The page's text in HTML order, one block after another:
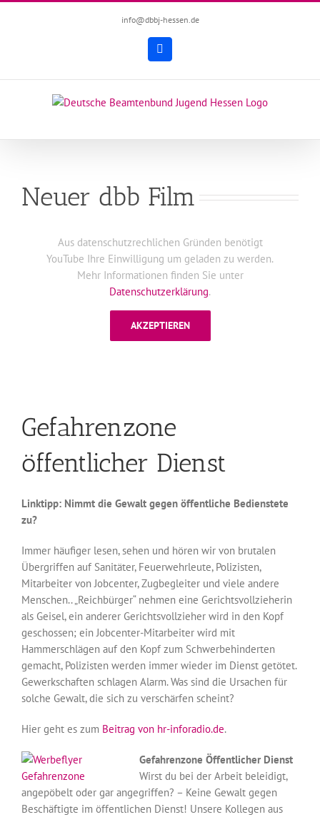
info@dbbj-hessen.de
Facebook
Neuer dbb Film
Aus datenschutzrechlichen Gründen benötigt
YouTube Ihre Einwilligung um geladen zu werden.
Mehr Informationen finden Sie unter
Datenschutzerklärung.
AKZEPTIEREN
Gefahrenzone
öffentlicher Dienst
Linktipp: Nimmt die Gewalt gegen öffentliche Bedienstete
zu?
Immer häufiger lesen, sehen und hören wir von brutalen
Übergriffen auf Sanitäter, Feuerwehrleute, Polizisten,
Mitarbeiter von Jobcenter, Zugbegleiter und viele andere
Menschen.. „Reichbürger“ nehmen eine Gerichtsvollzieherin
als Geisel, ein anderer Gerichtsvollzieher wird in den Kopf
geschossen; ein Jobcenter-Mitarbeiter wird mit
Hammerschlägen auf den Kopf zum Schwerbehinderten
gemacht, Polizisten werden immer wieder im Dienst getötet.
Gewerkschaften schlagen Alarm. Was sind die Ursachen für
solche Gewalt, die sich zu verschärfen scheint?
Hier geht es zum Beitrag von hr-inforadio.de.
Gefahrenzone Öffentlicher Dienst
Wirst du bei der Arbeit beleidigt,
angepöbelt oder gar angegriffen? – Keine Gewalt gegen
Beschäftigte im öffentlichen Dienst! Unsere Kollegen aus